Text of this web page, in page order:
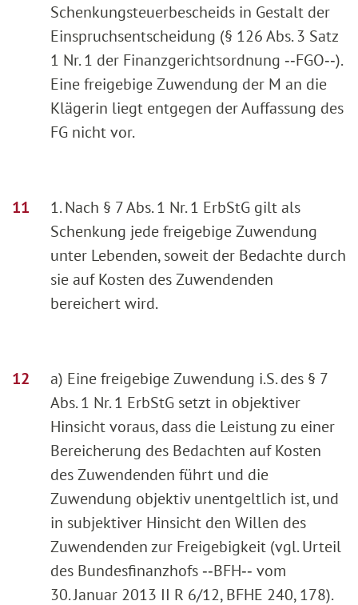
Schenkungsteuerbescheids in Gestalt der
Einspruchsentscheidung (§ 126 Abs. 3 Satz
1 Nr. 1 der Finanzgerichtsordnung ‑‑FGO‑‑).
Eine freigebige Zuwendung der M an die
Klägerin liegt entgegen der Auffassung des
FG nicht vor.
1. Nach § 7 Abs. 1 Nr. 1 ErbStG gilt als
Schenkung jede freigebige Zuwendung
unter Lebenden, soweit der Bedachte durch
sie auf Kosten des Zuwendenden
bereichert wird.
a) Eine freigebige Zuwendung i.S. des § 7
Abs. 1 Nr. 1 ErbStG setzt in objektiver
Hinsicht voraus, dass die Leistung zu einer
Bereicherung des Bedachten auf Kosten
des Zuwendenden führt und die
Zuwendung objektiv unentgeltlich ist, und
in subjektiver Hinsicht den Willen des
Zuwendenden zur Freigebigkeit (vgl. Urteil
des Bundesfinanzhofs ‑‑BFH‑‑ vom
30. Januar 2013 II R 6/12, BFHE 240, 178).